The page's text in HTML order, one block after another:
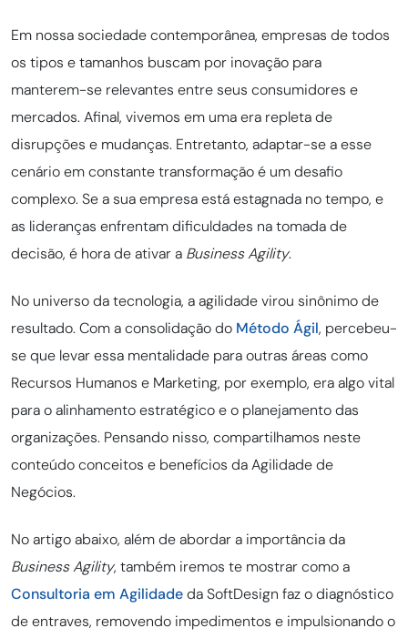
Em nossa sociedade contemporânea, empresas de todos
os tipos e tamanhos buscam por inovação para
manterem-se relevantes entre seus consumidores e
mercados. Afinal, vivemos em uma era repleta de
disrupções e mudanças. Entretanto, adaptar-se a esse
cenário em constante transformação é um desafio
complexo. Se a sua empresa está estagnada no tempo, e
as lideranças enfrentam dificuldades na tomada de
decisão, é hora de ativar a Business Agility.
No universo da tecnologia, a agilidade virou sinônimo de
resultado. Com a consolidação do Método Ágil, percebeu-
se que levar essa mentalidade para outras áreas como
Recursos Humanos e Marketing, por exemplo, era algo vital
para o alinhamento estratégico e o planejamento das
organizações. Pensando nisso, compartilhamos neste
conteúdo conceitos e benefícios da Agilidade de
Negócios.
No artigo abaixo, além de abordar a importância da
Business Agility, também iremos te mostrar como a
Consultoria em Agilidadeda SoftDesign faz o diagnóstico
de entraves, removendo impedimentos e impulsionando o